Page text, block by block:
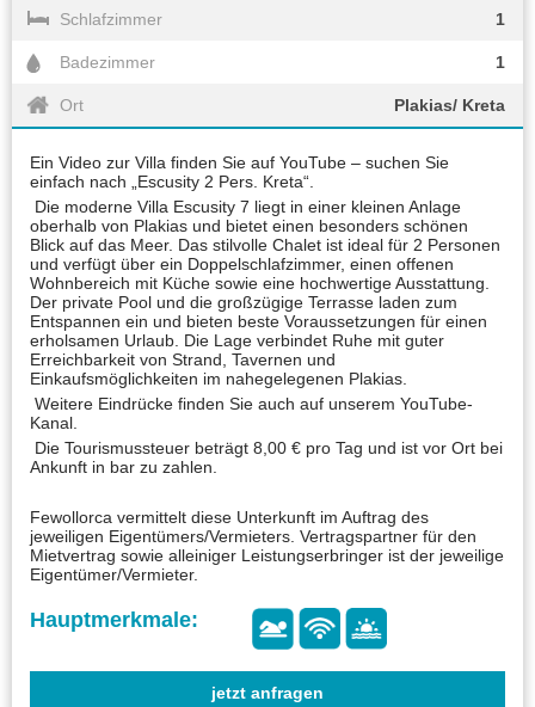
Schlafzimmer 1
Badezimmer 1
Ort Plakias/ Kreta
Ein Video zur Villa finden Sie auf YouTube – suchen Sie
einfach nach „Escusity 2 Pers. Kreta“.
Die moderne Villa Escusity 7 liegt in einer kleinen Anlage
oberhalb von Plakias und bietet einen besonders schönen
Blick auf das Meer. Das stilvolle Chalet ist ideal für 2 Personen
und verfügt über ein Doppelschlafzimmer, einen offenen
Wohnbereich mit Küche sowie eine hochwertige Ausstattung.
Der private Pool und die großzügige Terrasse laden zum
Entspannen ein und bieten beste Voraussetzungen für einen
erholsamen Urlaub. Die Lage verbindet Ruhe mit guter
Erreichbarkeit von Strand, Tavernen und
Einkaufsmöglichkeiten im nahegelegenen Plakias.
Weitere Eindrücke finden Sie auch auf unserem YouTube-
Kanal.
Die Tourismussteuer beträgt 8,00 € pro Tag und ist vor Ort bei
Ankunft in bar zu zahlen.
Fewollorca vermittelt diese Unterkunft im Auftrag des
jeweiligen Eigentümers/Vermieters. Vertragspartner für den
Mietvertrag sowie alleiniger Leistungserbringer ist der jeweilige
Eigentümer/Vermieter.
jetzt anfragen